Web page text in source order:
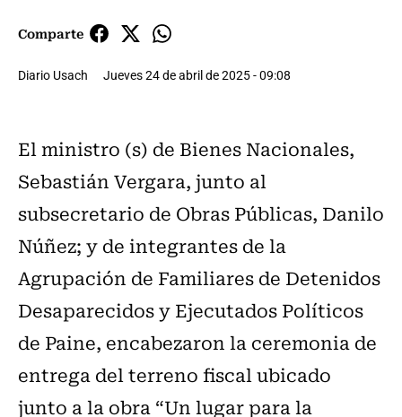
Comparte
Diario Usach Jueves 24 de abril de 2025 - 09:08
El ministro (s) de Bienes Nacionales,
Sebastián Vergara, junto al
subsecretario de Obras Públicas, Danilo
Núñez; y de integrantes de la
Agrupación de Familiares de Detenidos
Desaparecidos y Ejecutados Políticos
de Paine, encabezaron la ceremonia de
entrega del terreno fiscal ubicado
junto a la obra “Un lugar para la